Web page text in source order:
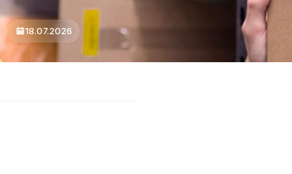
18.07.2026